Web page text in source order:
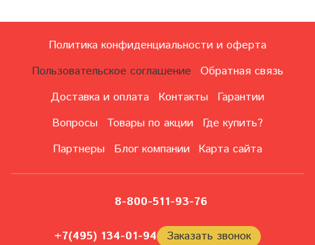
Политика конфиденциальности и оферта
Пользовательское соглашение
Обратная связь
Доставка и оплата
Контакты
Гарантии
Вопросы
Товары по акции
Где купить?
Партнеры
Блог компании Карта сайта
8-800-511-93-76
+7(495) 134-01-94 Заказать звонок